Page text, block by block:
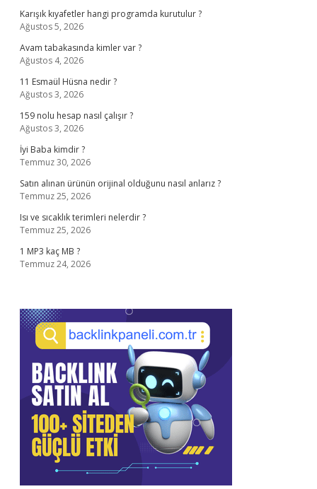
Karışık kıyafetler hangi programda kurutulur ?
Ağustos 5, 2026
Avam tabakasında kimler var ?
Ağustos 4, 2026
11 Esmaül Hüsna nedir ?
Ağustos 3, 2026
159 nolu hesap nasıl çalışır ?
Ağustos 3, 2026
İyi Baba kimdir ?
Temmuz 30, 2026
Satın alınan ürünün orijinal olduğunu nasıl anlarız ?
Temmuz 25, 2026
Isı ve sıcaklık terimleri nelerdir ?
Temmuz 25, 2026
1 MP3 kaç MB ?
Temmuz 24, 2026